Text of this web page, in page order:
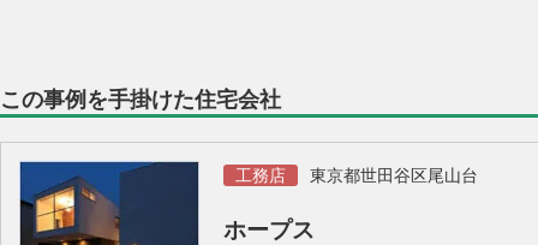
この事例を手掛けた住宅会社
工務店 東京都世田谷区尾山台
ホープス